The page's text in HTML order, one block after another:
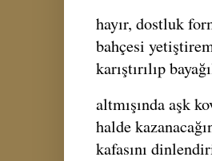
hayır, dostluk
bahçesi
karıştırılıp
altmışında aşk
halde
kafasını